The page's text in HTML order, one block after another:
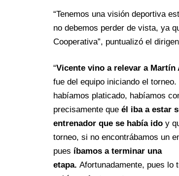
“Tenemos una visión deportiva
no debemos perder de vista, ya
Cooperativa”, puntualizó el
“Vicente vino a relevar a Martín
fue del equipo iniciando el
habíamos platicado, habíamos
precisamente queél iba a estar
entrenador que se había idoy
torneo, si no encontrábamos un
pues íbamos a terminar una
etapa. Afortunadamente, pues lo